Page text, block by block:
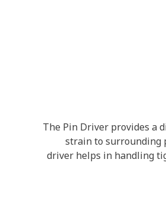
The Pin Driver provides a
strain to surrounding
driver helps in handling